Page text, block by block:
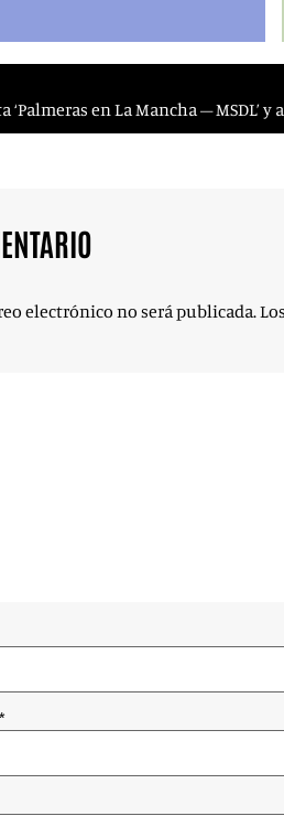
en La Mancha – MSDL’ y
electrónico no será publicada.
*